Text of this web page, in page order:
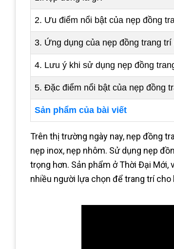
2. Ưu điểm nổi bật của nẹp đồng
3. Ứng dụng của nẹp đồng trang trí
4. Lưu ý khi sử dụng nẹp đồng
5. Đặc điểm nổi bật của nẹp đồng
Sản phẩm của bài viết
Trên thị trường ngày nay, nẹp đồng
nẹp inox, nẹp nhôm. Sử dụng nẹp
trọng hơn. Sản phẩm ở Thời Đại
nhiều người lựa chọn để trang trí cho